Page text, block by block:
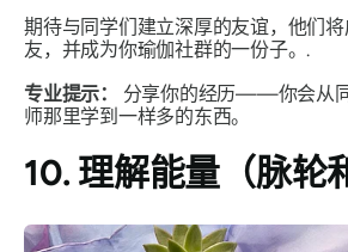
期待与同学们建立深厚的友谊，他们
友，并成为你瑜伽社群的一份子。.
专业提示：
分享你的经历——你会从
师那里学到一样多的东西。
10. 理解能量（脉轮